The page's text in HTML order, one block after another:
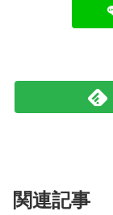
関連記事